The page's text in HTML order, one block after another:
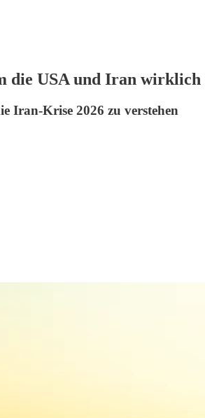
die USA und Iran wirklich
Iran-Krise 2026 zu verstehen